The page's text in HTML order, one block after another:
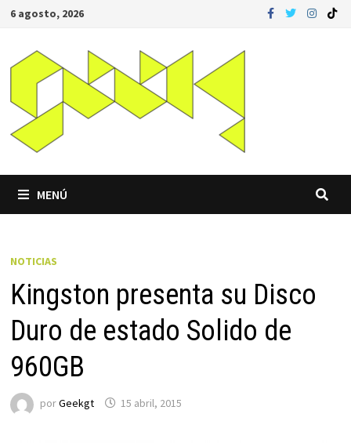
Saltar
contenido
6 agosto, 2026
MENÚ
NOTICIAS
Kingston presenta su Disco
Duro de estado Solido de
960GB
porGeekgt 15 abril, 2015